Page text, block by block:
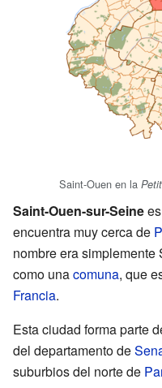
Saint-Ouen en la
Saint-Ouen-sur-Seine
encuentra muy cerca de
nombre era
como unacomuna, que
Francia.
Esta ciudad forma parte
del departamento de
suburbios del norte de